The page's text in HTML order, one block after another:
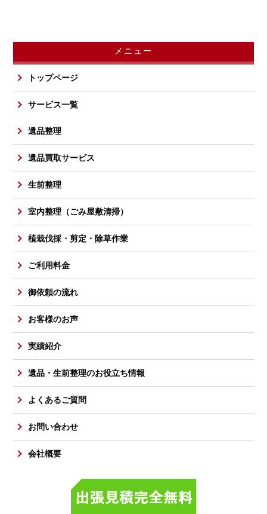
メニュー
トップページ
サービス一覧
遺品整理
遺品買取サービス
生前整理
室内整理（ごみ屋敷清掃）
植栽伐採・剪定・除草作業
ご利用料金
御依頼の流れ
お客様のお声
実績紹介
遺品・生前整理のお役立ち情報
よくあるご質問
お問い合わせ
会社概要